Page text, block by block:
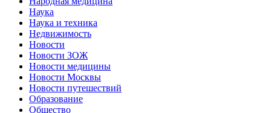
Наука
Наука и техника
Недвижимость
Новости
Новости ЗОЖ
Новости медицины
Новости Москвы
Новости путешествий
Образование
Общество